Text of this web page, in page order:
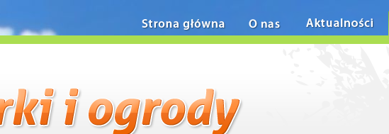
Strona główna O nas Aktualności